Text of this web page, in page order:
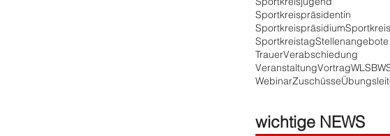
Sportkreispräsidentin
Sportkreispräsidium
SportkreistagStellenangebote
TrauerVerabschiedung
VeranstaltungVortragWLSB
WebinarZuschüsse
wichtige NEWS